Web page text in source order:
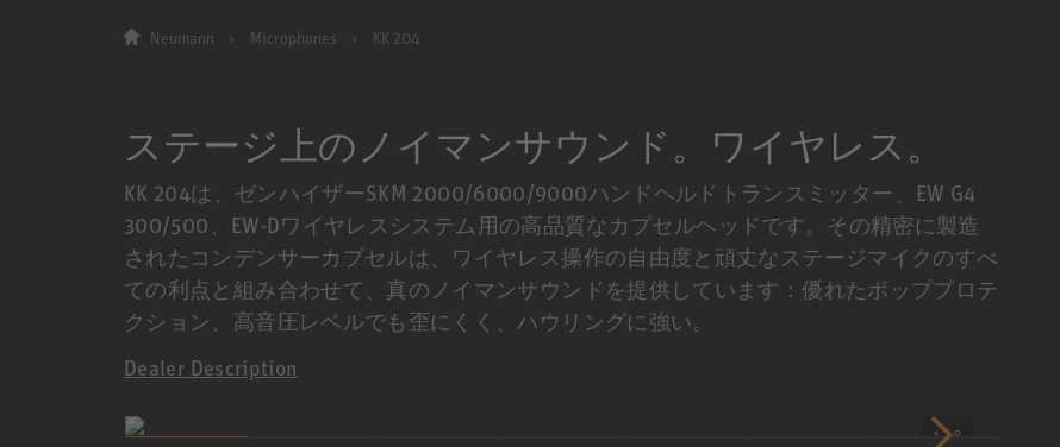
Neumann Microphones KK 204
ステージ上のノイマンサウンド。ワイヤレス。
KK 204は、ゼンハイザーSKM 2000/6000/9000ハンドヘルドトランスミッター、EW G4
300/500、EW-Dワイヤレスシステム用の高品質なカプセルヘッドです。その精密に製造
されたコンデンサーカプセルは、ワイヤレス操作の自由度と頑丈なステージマイクのすべ
ての利点と組み合わせて、真のノイマンサウンドを提供しています：優れたポッププロテ
クション、高音圧レベルでも歪にくく、ハウリングに強い。
Dealer Description
1 / 8